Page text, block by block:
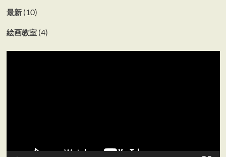
最新(10)
絵画教室(4)